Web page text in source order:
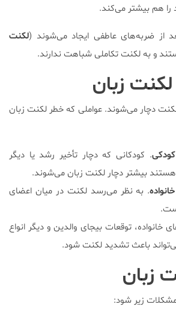
را هم بیشتر می‌کند.
از ضربه‌های عاطفی ایجاد می‌شوند (لکنت
و به لکنت تکاملی شباهت ندارند.
زبان
لکنت دچار می‌شوند. عواملی که خطر لکنت زبان
. کودکانی که دچار تأخیر رشد یا دیگر
بیشتر دچار لکنت زبان می‌شوند.
. به نظر می‌رسد لکنت در میان اعضای
خانواده، توقعات بیجای والدین و دیگر انواع
باعث تشدید لکنت شود.
زبان
زیر شود: